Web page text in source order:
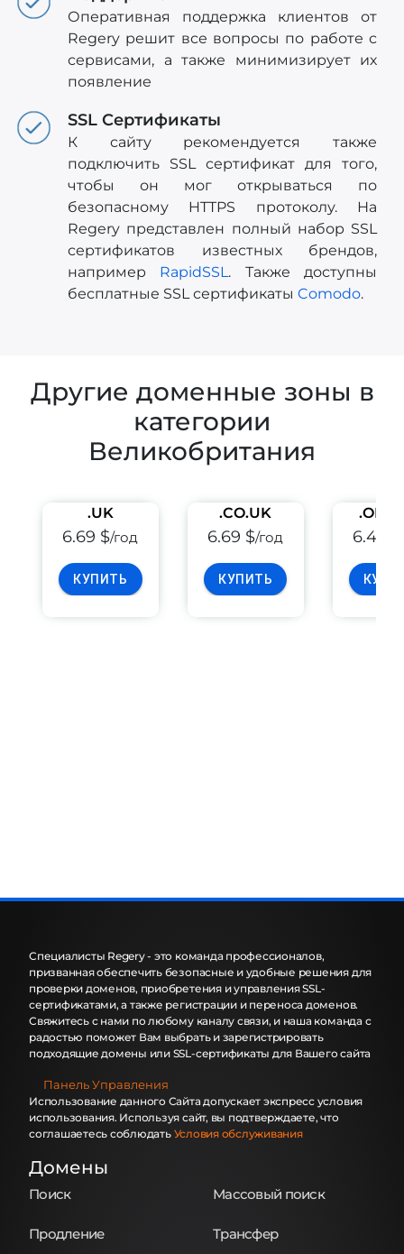
Оперативная поддержка клиентов от
Regery решит все вопросы по работе с
сервисами, а также минимизирует их
появление
SSL Сертификаты
К сайту рекомендуется также
подключить SSL сертификат для того,
чтобы он мог открываться по
безопасному HTTPS протоколу. На
Regery представлен полный набор SSL
сертификатов известных брендов,
например RapidSSL. Также доступны
бесплатные SSL сертификаты Comodo.
Другие доменные зоны в
категории
Великобритания
.UK
6.69 $/год
КУПИТЬ
.CO.UK
6.69 $/год
КУПИТЬ
6.49 $
Специалисты Regery - это команда профессионалов,
призванная обеспечить безопасные и удобные решения для
проверки доменов, приобретения и управления SSL-
сертификатами, а также регистрации и переноса доменов.
Свяжитесь с нами по любому каналу связи, и наша команда с
радостью поможет Вам выбрать и зарегистрировать
подходящие домены или SSL-сертификаты для Вашего сайта
Панель Управления
Использование данного Сайта допускает экспресс условия
использования. Используя сайт, вы подтверждаете, что
соглашаетесь соблюдать Условия обслуживания
Домены
Поиск Массовый поиск
Продление Трансфер